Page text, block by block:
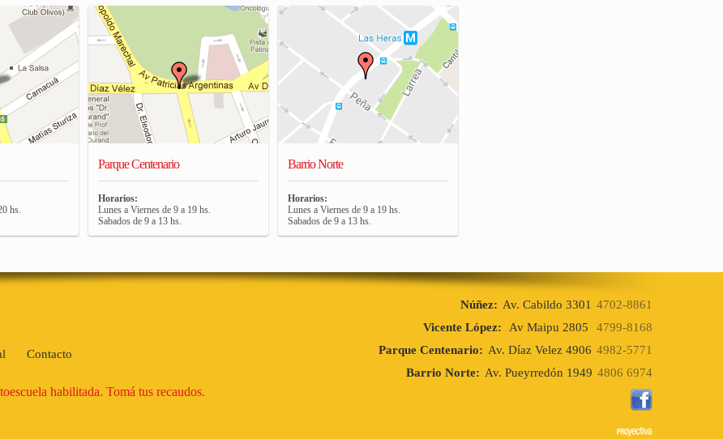
hs.
Parque Centenario
Horarios:
Lunes a Viernes de 9 a 19 hs.
Sabados de 9 a 13 hs.
Barrio Norte
Horarios:
Lunes a Viernes de 9 a 19 hs.
Sabados de 9 a 13 hs.
Contacto
habilitada. Tomá tus recaudos.
Núñez: Av. Cabildo 3301 4702-8861
Vicente López:
Av Maipu 2805
4799-8168
Parque Centenario: Av. Díaz Velez 4906 4982-5771
Barrio Norte: Av. Pueyrredón 1949 4806 6974